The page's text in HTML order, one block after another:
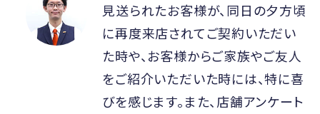
見送られたお客様が、同日の夕方頃
に再度来店されてご契約いただい
た時や、お客様からご家族やご友人
をご紹介いただいた時には、特に喜
びを感じます。また、店舗アンケート